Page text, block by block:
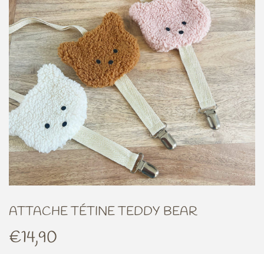
ATTACHE TÉTINE TEDDY BEAR
€14,90